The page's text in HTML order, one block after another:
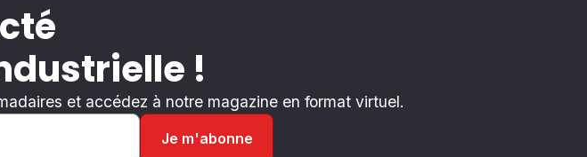
!
et accédez à notre magazine en format virtuel.